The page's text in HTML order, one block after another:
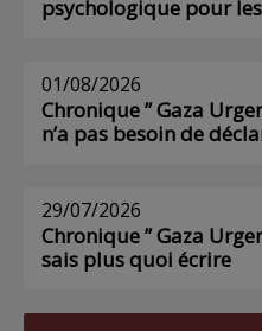
psychologique pour
01/08/2026
Chronique ” Gaza
n’a pas besoin de
29/07/2026
Chronique ” Gaza
sais plus quoi écrire